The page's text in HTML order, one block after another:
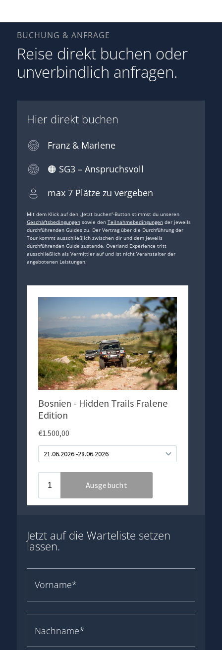
BUCHUNG & ANFRAGE
Reise direkt buchen oder
unverbindlich anfragen.
Hier direkt buchen
Franz & Marlene
🟠 SG3 – Anspruchsvoll
max 7 Plätze zu vergeben
Mit dem Klick auf den „Jetzt buchen“-Button stimmst du unseren
Geschäftsbedingungensowie den Teilnahmebedingungender jeweils
durchführenden Guides zu. Der Vertrag über die Durchführung der
Tour kommt ausschließlich zwischen dir und dem jeweils
durchführenden Guide zustande. Overland Experience tritt
ausschließlich als Vermittler auf und ist nicht Veranstalter der
angebotenen Leistungen.
Jetzt auf die Warteliste setzen
lassen.